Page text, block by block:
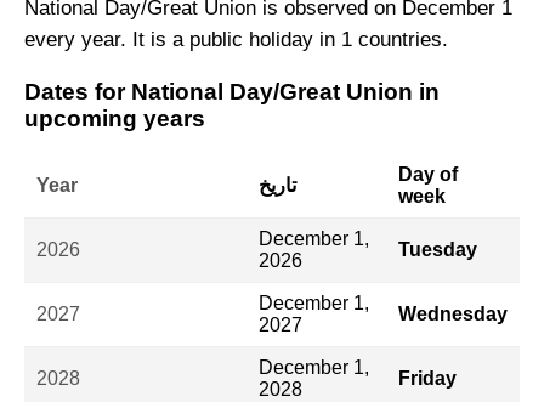
National Day/Great Union is observed on December 1
every year. It is a public holiday in 1 countries.
Dates for National Day/Great Union in
upcoming years
Year تاريخ
Day of
week
2026
December 1,
2026
Tuesday
2027
December 1,
2027
Wednesday
2028
December 1,
2028
Friday